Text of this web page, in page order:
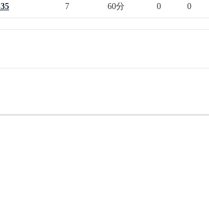
7 60分 0 0